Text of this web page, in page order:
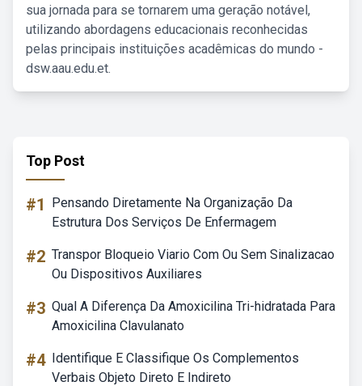
sua jornada para se tornarem uma geração notável,
utilizando abordagens educacionais reconhecidas
pelas principais instituições acadêmicas do mundo -
dsw.aau.edu.et.
Top Post
#1
Pensando Diretamente Na Organização Da
Estrutura Dos Serviços De Enfermagem
#2 Transpor Bloqueio Viario Com Ou Sem Sinalizacao
Ou Dispositivos Auxiliares
#3 Qual A Diferença Da Amoxicilina Tri-hidratada Para
Amoxicilina Clavulanato
#4 Identifique E Classifique Os Complementos
Verbais Objeto Direto E Indireto